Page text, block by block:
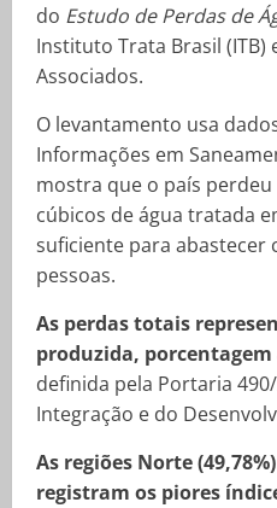
do Estudo de Perdas de
Instituto Trata Brasil (ITB)
Associados.
O levantamento usa
Informações em
mostra que o país
cúbicos de água tratada
suficiente para abastecer
pessoas.
As perdas totais
produzida,
definida pela Portaria
Integração e do
As regiões Norte
registram os piores